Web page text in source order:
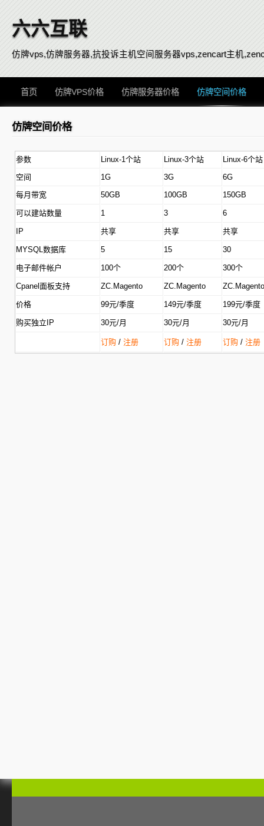
六六互联
仿牌vps,仿牌服务器,抗投诉主机空间服务器vps,zencart主机
首页 仿牌VPS价格 仿牌服务器价格 仿牌空间价格
仿牌空间价格
参数 Linux-1个站 Linux-3个站
Linux-6个站
空间
1G 3G
6G
每月带宽
50GB 100GB 150GB
可以建站数量 1 3 6
IP 共享 共享 共享
MYSQL数据库 5 15 30
电子邮件帐户 100个 200个 300个
Cpanel面板支持 ZC.Magento ZC.Magento ZC.Magento
价格 99元/季度 149元/季度 199元/季度
购买独立IP 30元/月 30元/月 30元/月
订购 / 注册 订购 / 注册 订购 / 注册